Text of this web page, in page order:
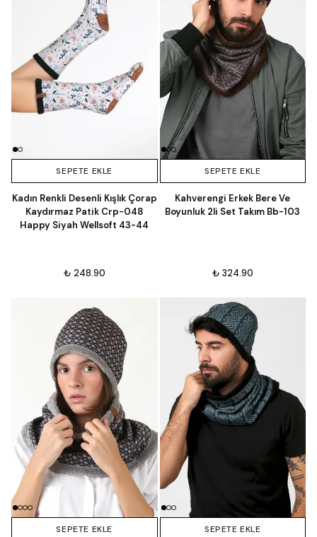
SEPETE EKLE
Kadın Renkli Desenli Kışlık Çorap
Kaydırmaz Patik Crp-048
Happy Siyah Wellsoft 43-44
₺ 248.90
SEPETE EKLE
Kahverengi Erkek Bere Ve
Boyunluk 2li Set Takım Bb-103
₺ 324.90
SEPETE EKLE SEPETE EKLE